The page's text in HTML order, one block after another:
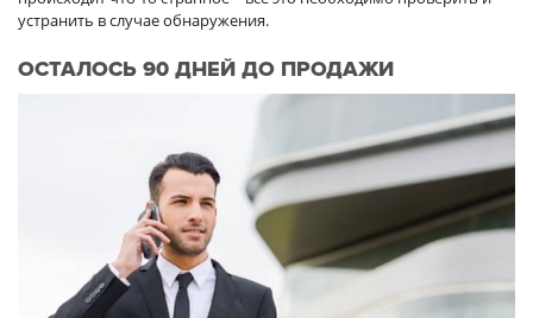
устранить в случае обнаружения.
ОСТАЛОСЬ 90 ДНЕЙ ДО ПРОДАЖИ